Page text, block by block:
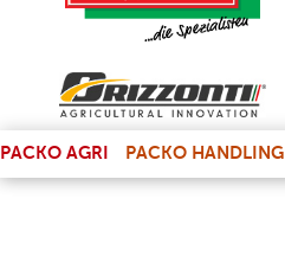
PACKO AGRI PACKO HANDLING